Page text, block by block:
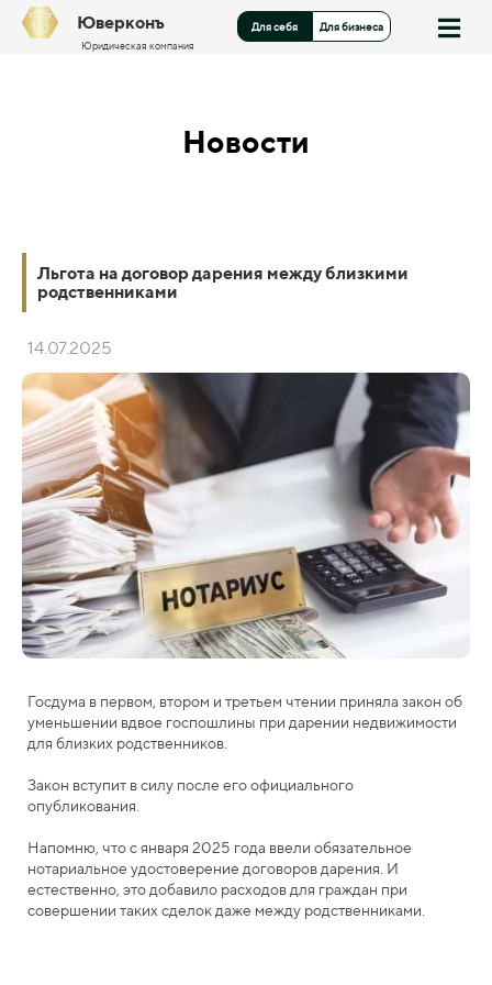
Юверконъ
Юридическая компания
Для себя Для бизнеса
Новости
Льгота на договор дарения между близкими
родственниками
14.07.2025
Госдума в первом, втором и третьем чтении приняла закон об
уменьшении вдвое госпошлины при дарении недвижимости
для близких родственников.
Закон вступит в силу после его официального
опубликования.
Напомню, что с января 2025 года ввели обязательное
нотариальное удостоверение договоров дарения. И
естественно, это добавило расходов для граждан при
совершении таких сделок даже между родственниками.